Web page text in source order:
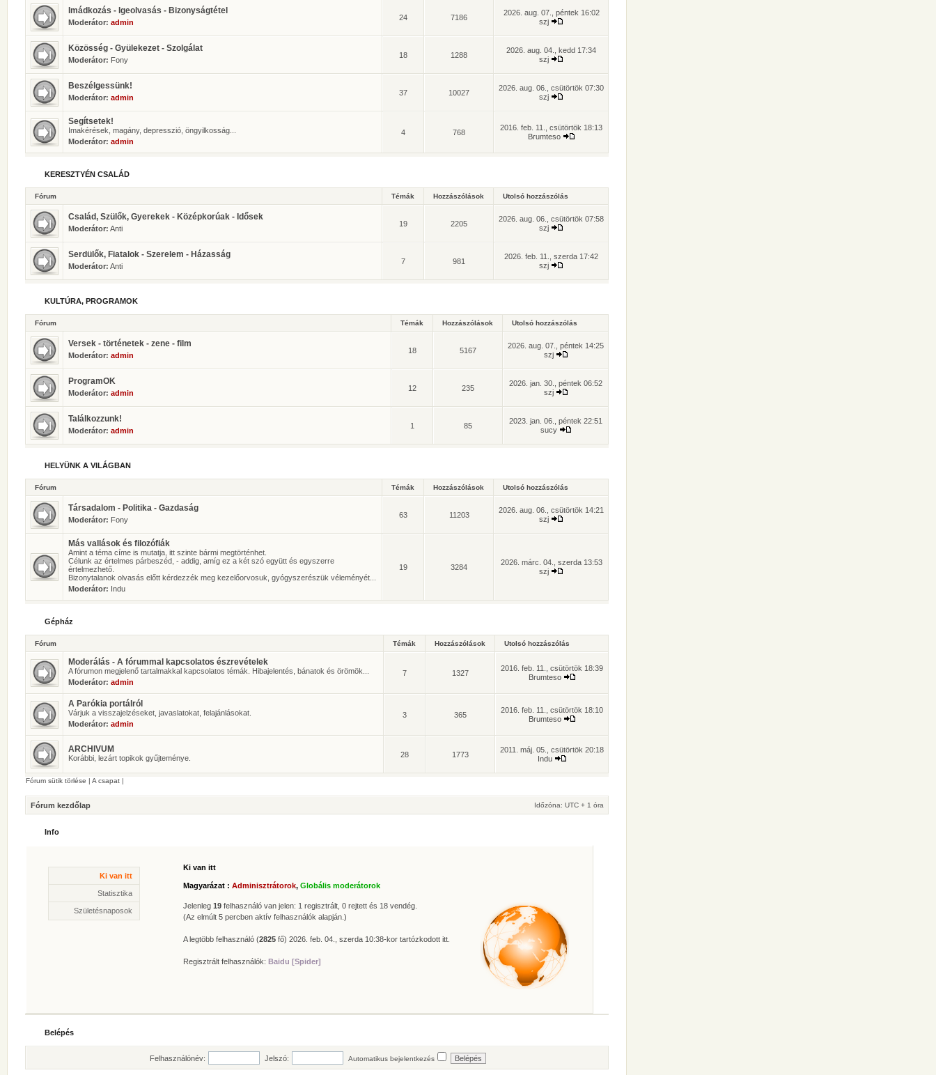
Imádkozás - Igeolvasás - Bizonyságtétel
Moderátor: admin
24 7186
2026. aug. 07., péntek 16:02
szj
Közösség - Gyülekezet - Szolgálat
Moderátor: Fony
18 1288
2026. aug. 04., kedd 17:34
szj
Beszélgessünk!
Moderátor: admin
37 10027
2026. aug. 06., csütörtök 07:30
szj
Segítsetek!
Imakérések, magány, depresszió, öngyilkosság...
Moderátor: admin
4 768
2016. feb. 11., csütörtök 18:13
Brumteso
KERESZTYÉN CSALÁD
Fórum Témák Hozzászólások Utolsó hozzászólás
Család, Szülők, Gyerekek - Középkorúak - Idősek
Moderátor: Anti
19 2205
2026. aug. 06., csütörtök 07:58
szj
Serdülők, Fiatalok - Szerelem - Házasság
Moderátor: Anti
7 981
2026. feb. 11., szerda 17:42
szj
KULTÚRA, PROGRAMOK
Fórum Témák Hozzászólások Utolsó hozzászólás
Versek - történetek - zene - film
Moderátor: admin
18 5167
2026. aug. 07., péntek 14:25
szj
ProgramOK
Moderátor: admin
12 235
2026. jan. 30., péntek 06:52
szj
Találkozzunk!
Moderátor: admin
1 85
2023. jan. 06., péntek 22:51
sucy
HELYÜNK A VILÁGBAN
Fórum Témák Hozzászólások Utolsó hozzászólás
Társadalom - Politika - Gazdaság
Moderátor: Fony
63 11203
2026. aug. 06., csütörtök 14:21
szj
Más vallások és filozófiák
Amint a téma címe is mutatja, itt szinte bármi megtörténhet.
Célunk az értelmes párbeszéd, - addig, amíg ez a két szó együtt és egyszerre
értelmezhető.
Bizonytalanok olvasás előtt kérdezzék meg kezelőorvosuk, gyógyszerészük véleményét...
Moderátor: Indu
19 3284
2026. márc. 04., szerda 13:53
szj
Gépház
Fórum Témák Hozzászólások Utolsó hozzászólás
Moderálás - A fórummal kapcsolatos észrevételek
A fórumon megjelenő tartalmakkal kapcsolatos témák. Hibajelentés, bánatok és örömök...
Moderátor: admin
7 1327
2016. feb. 11., csütörtök 18:39
Brumteso
A Parókia portálról
Várjuk a visszajelzéseket, javaslatokat, felajánlásokat.
Moderátor: admin
3 365
2016. feb. 11., csütörtök 18:10
Brumteso
ARCHIVUM
Korábbi, lezárt topikok gyűjteménye. 28 1773
2011. máj. 05., csütörtök 20:18
Indu
Fórum sütik törlése | A csapat |
Fórum kezdőlap Időzóna: UTC + 1 óra
Info
Ki van itt
Ki van itt
Magyarázat : Adminisztrátorok, Globális moderátorok
Jelenleg 19 felhasználó van jelen: 1 regisztrált, 0 rejtett és 18 vendég.
(Az elmúlt 5 percben aktív felhasználók alapján.)
A legtöbb felhasználó (2825 fő) 2026. feb. 04., szerda 10:38-kor tartózkodott itt.
Regisztrált felhasználók: Baidu [Spider]
Statisztika
Statisztika
* Hozzászólások száma:
62625
* Témák száma:
* Felhasználók száma: 606
* Legújabb regisztrált tagunk:Zolee
Születésnaposok
Belépés
Felhasználónév: Jelszó: Automatikus bejelentkezés